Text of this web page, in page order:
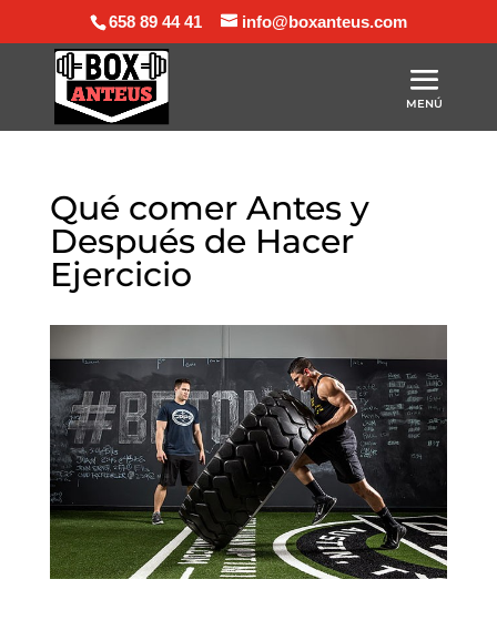
658 89 44 41 info@boxanteus.com
Qué comer Antes y
Después de Hacer
Ejercicio